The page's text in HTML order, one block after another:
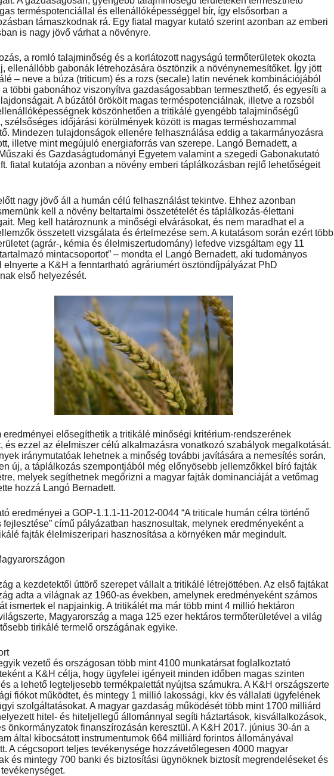
terméspotenciállal és ellenállóképességgel bír, így elsősorban a
támaszkodnak rá. Egy fiatal magyar kutató szerint azonban az emberi
is nagy jövő várhat a növényre.
a romló talajminőség és a korlátozott nagyságú termőterületek okozta
ellenállóbb gabonák létrehozására ösztönzik a növénynemesítőket. Így jött
– neve a búza (triticum) és a rozs (secale) latin nevének kombinációjából
a többi gabonához viszonyítva gazdaságosabban termeszthető, és egyesíti a
A búzától örökölt magas terméspotenciálnak, illetve a rozsból
köszönhetően a tritikálé gyengébb talajminőségű
szélsőséges időjárási körülmények között is magas terméshozammal
Mindezen tulajdonságok ellenére felhasználása eddig a takarmányozásra
illetve mint megújuló energiaforrás van szerepe. Langó Bernadett, a
és Gazdaságtudományi Egyetem valamint a szegedi Gabonakutató
fiatal kutatója azonban a növény emberi táplálkozásban rejlő lehetőségeit
nagy jövő áll a humán célú felhasználást tekintve. Ehhez azonban
kell a növény beltartalmi összetételét és táplálkozás-élettani
Meg kell határoznunk a minőségi elvárásokat, és nem maradhat el a
összetett vizsgálata és értelmezése sem. A kutatásom során ezért több
(agrár-, kémia és élelmiszertudomány) lefedve vizsgáltam egy 11
mintacsoportot” – mondta el Langó Bernadett, aki tudományos
elnyerte a K&H a fenntartható agráriumért ösztöndíjpályázat PhD
első helyezését.
eredményei elősegíthetik a tritikálé minőségi kritérium-rendszerének
és ezzel az élelmiszer célú alkalmazásra vonatkozó szabályok megalkotását.
iránymutatóak lehetnek a minőség további javítására a nemesítés során,
új, a táplálkozás szempontjából még előnyösebb jellemzőkkel bíró fajták
melyek segíthetnek megőrizni a magyar fajták dominanciáját a vetőmag
hozzá Langó Bernadett.
eredményei a GOP-1.1.1-11-2012-0044 “A triticale humán célra történő
fejlesztése” című pályázatban hasznosultak, melynek eredményeként a
fajták élelmiszeripari hasznosítása a környéken már megindult.
a kezdetektől úttörő szerepet vállalt a tritikálé létrejöttében. Az első fajtákat
adta a világnak az 1960-as években, amelynek eredményeként számos
ismertek el napjainkig. A tritikálét ma már több mint 4 millió hektáron
Magyarország a maga 125 ezer hektáros termőterületével a világ
tirikálé termelő országának egyike.
vezető és országosan több mint 4100 munkatársat foglalkoztató
a K&H célja, hogy ügyfelei igényeit minden időben magas szinten
a lehető legteljesebb termékpalettát nyújtsa számukra. A K&H országszerte
fiókot működtet, és mintegy 1 millió lakossági, kkv és vállalati ügyfelének
szolgáltatásokat. A magyar gazdaság működését több mint 1700 milliárd
hitel- és hiteljellegű állománnyal segíti háztartások, kisvállalkozások,
önkormányzatok finanszírozásán keresztül. A K&H 2017. június 30-án a
által kibocsátott instrumentumok 664 milliárd forintos állományával
A cégcsoport teljes tevékenysége hozzávetőlegesen 4000 magyar
és mintegy 700 banki és biztosítási ügynöknek biztosít megrendeléseket és